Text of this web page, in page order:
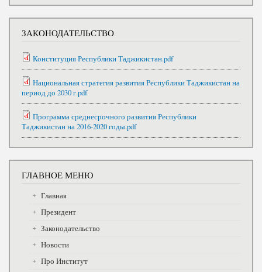
ЗАКОНОДАТЕЛЬСТВО
Конституция Республики Таджикистан.pdf
Национальная стратегия развития Республики Таджикистан на
период до 2030 г.pdf
Программа среднесрочного развития Республики
Таджикистан на 2016-2020 годы.pdf
ГЛАВНОЕ МЕНЮ
Главная
Президент
Законодательство
Новости
Про Институт